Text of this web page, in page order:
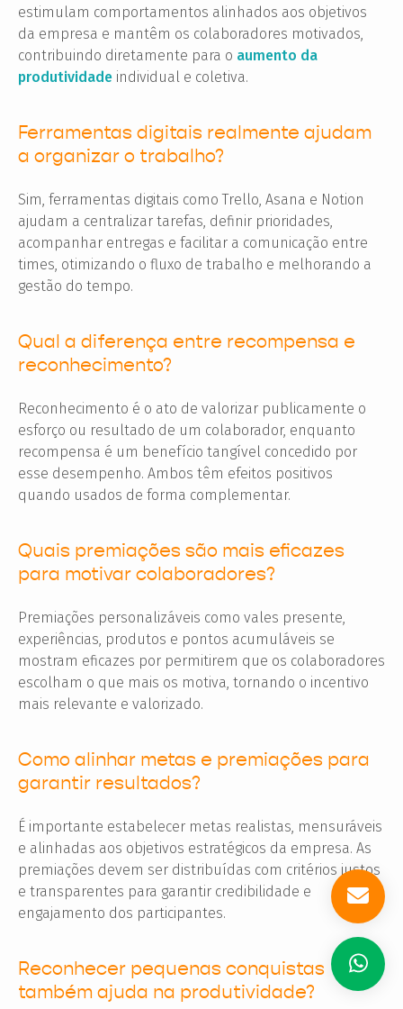
estimulam comportamentos alinhados aos objetivos
da empresa e mantêm os colaboradores motivados,
contribuindo diretamente para o aumento da
produtividade individual e coletiva.
Ferramentas digitais realmente ajudam
a organizar o trabalho?
Sim, ferramentas digitais como Trello, Asana e Notion
ajudam a centralizar tarefas, definir prioridades,
acompanhar entregas e facilitar a comunicação entre
times, otimizando o fluxo de trabalho e melhorando a
gestão do tempo.
Qual a diferença entre recompensa e
reconhecimento?
Reconhecimento é o ato de valorizar publicamente o
esforço ou resultado de um colaborador, enquanto
recompensa é um benefício tangível concedido por
esse desempenho. Ambos têm efeitos positivos
quando usados de forma complementar.
Quais premiações são mais eficazes
para motivar colaboradores?
Premiações personalizáveis como vales presente,
experiências, produtos e pontos acumuláveis se
mostram eficazes por permitirem que os colaboradores
escolham o que mais os motiva, tornando o incentivo
mais relevante e valorizado.
Como alinhar metas e premiações para
garantir resultados?
É importante estabelecer metas realistas, mensuráveis
e alinhadas aos objetivos estratégicos da empresa. As
premiações devem ser distribuídas com critérios justos
e transparentes para garantir credibilidade e
engajamento dos participantes.
Reconhecer pequenas conquistas
também ajuda na produtividade?